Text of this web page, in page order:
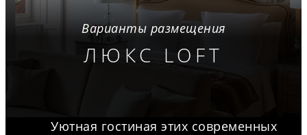
Варианты размещения
ЛЮКС LOFT
Уютная гостиная этих современных